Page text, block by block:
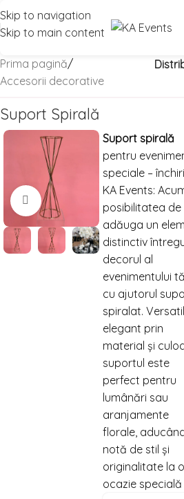
Skip to navigation
Skip to main content
Prima pagină/
Accesorii decorative
Suport Spirală
Mărește imaginea
Suport spirală
pentru
speciale –
KA Events:
posibilitatea de
adăuga un
distinctiv
decorul al
evenimentului
cu ajutorul
spiralat.
elegant prin
material și
suportul este
perfect pentru
lumânări sau
aranjamente
florale,
notă de stil și
originalitate la
ocazie specială